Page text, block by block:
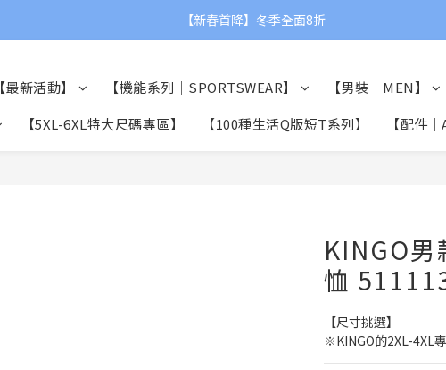
【父親節限定】滿額贈品牌運動毛巾👨❤
【新春首降】冬季全面8折
【最新活動】 【機能系列｜SPORTSWEAR】 【男裝｜MEN】
【5XL-6XL特大尺碼專區】 【100種生活Q版短T系列】 【配件
KINGO
恤
【尺寸挑選】
※KINGO的2XL-4XL